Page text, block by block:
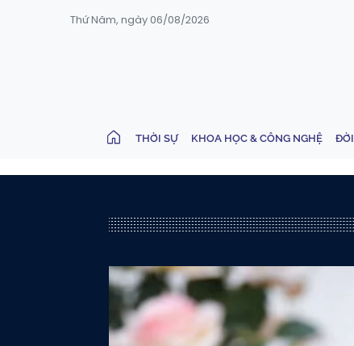
Thứ Năm, ngày 06/08/2026
THỜI SỰ KHOA HỌC & CÔNG NGHỆ